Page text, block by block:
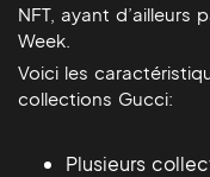
NFT, ayant d’ailleurs
Week.
Voici les
collections Gucci:
Plusieurs